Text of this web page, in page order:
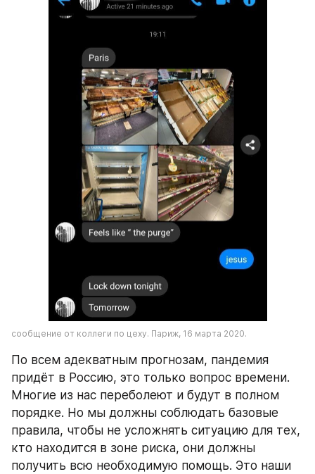
сообщение от коллеги по цеху. Париж, 16 марта 2020.
По всем адекватным прогнозам, пандемия
придёт в Россию, это только вопрос времени.
Многие из нас переболеют и будут в полном
порядке. Но мы должны соблюдать базовые
правила, чтобы не усложнять ситуацию для тех,
кто находится в зоне риска, они должны
получить всю необходимую помощь. Это наши